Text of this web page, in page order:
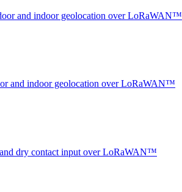
and indoor geolocation over LoRaWAN™
and indoor geolocation over LoRaWAN™
dry contact input over LoRaWAN™